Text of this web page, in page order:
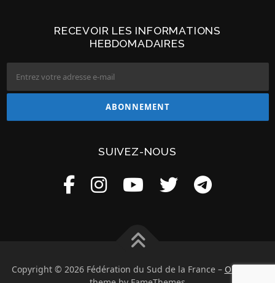
RECEVOIR LES INFORMATIONS
HEBDOMADAIRES
SUIVEZ-NOUS
Copyright © 2026 Fédération du Sud de la France– OnePress